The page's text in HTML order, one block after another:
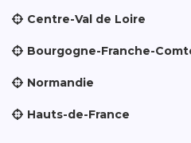
Centre-Val de Loire
Bourgogne-Franche-
Normandie
Hauts-de-France